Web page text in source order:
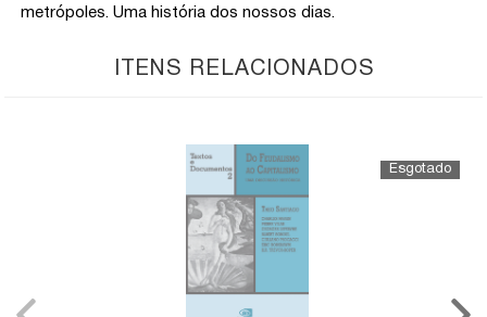
metrópoles. Uma história dos nossos dias.
ITENS RELACIONADOS